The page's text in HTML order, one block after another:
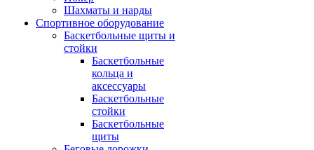
Шахматы и нарды
Спортивное оборудование
Баскетбольные щиты и
стойки
Баскетбольные
кольца и
аксессуары
Баскетбольные
стойки
Баскетбольные
щиты